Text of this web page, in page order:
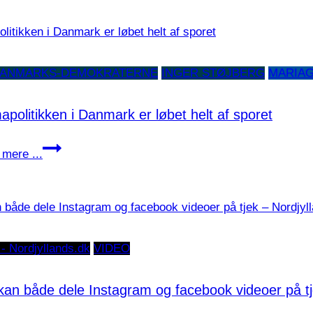
sin
og
tid
nytænkning
DEMOKRATERNE INGER STØJBERG
i Danmark er løbet helt af sporet
...
Klimapolitikken
er
helt
Nordjyllands.dk VIDEO
både dele Instagram og facebook videoer på